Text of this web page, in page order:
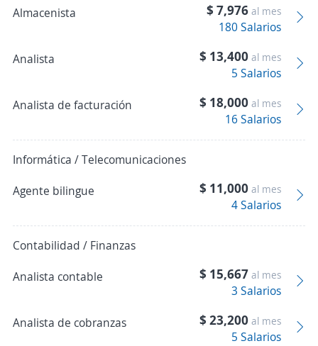
Almacenista $ 7,976 al mes
180 Salarios
Analista $ 13,400 al mes
5 Salarios
Analista de facturación $ 18,000 al mes
16 Salarios
Informática / Telecomunicaciones
Agente bilingue
$ 11,000 al mes
4 Salarios
Contabilidad / Finanzas
Analista contable
$ 15,667 al mes
3 Salarios
Analista de cobranzas $ 23,200 al mes
5 Salarios